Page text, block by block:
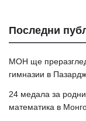
Последни
МОН ще
гимназии в
24 медала за
математика в